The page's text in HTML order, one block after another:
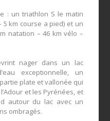
: un triathlon S le matin
5 km course a pied) et un
natation – 46 km vélo –
nager dans un lac
exceptionnelle, un
plate et vallonée qui
l’Adour et les Pyrénées, et
autour du lac avec un
ombragés.